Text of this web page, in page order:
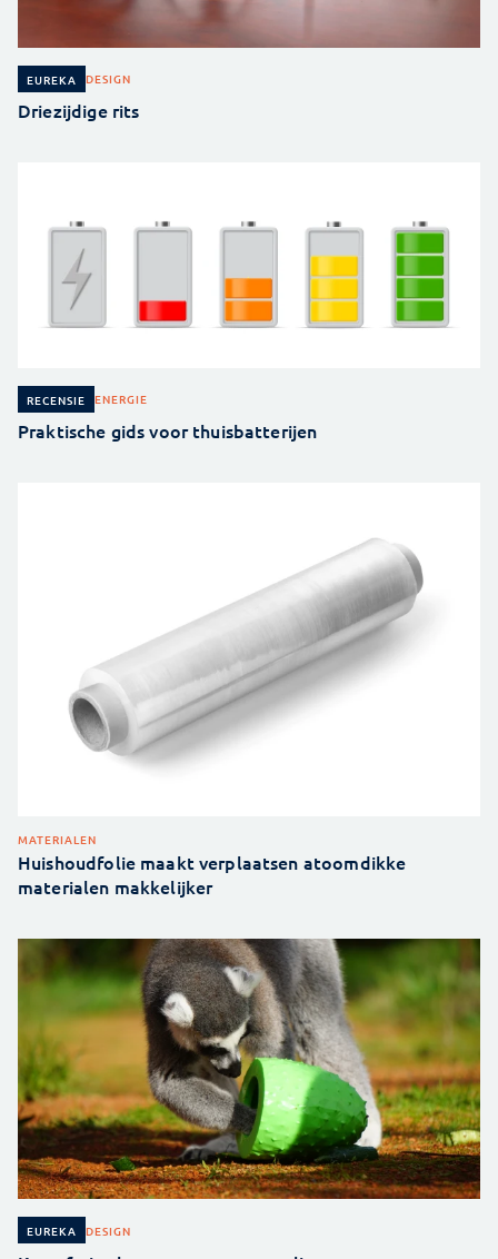
EUREKA DESIGN
Driezijdige rits
RECENSIE ENERGIE
Praktische gids voor thuisbatterijen
MATERIALEN
Huishoudfolie maakt verplaatsen atoomdikke
materialen makkelijker
EUREKA DESIGN